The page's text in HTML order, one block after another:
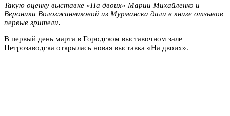
Такую оценку выставке «На двоих» Марии Михайленко и
Вероники Вологжанниковой из Мурманска дали в книге отзывов
первые зрители.
В первый день марта в Городском выставочном зале
Петрозаводска открылась новая выставка «На двоих».